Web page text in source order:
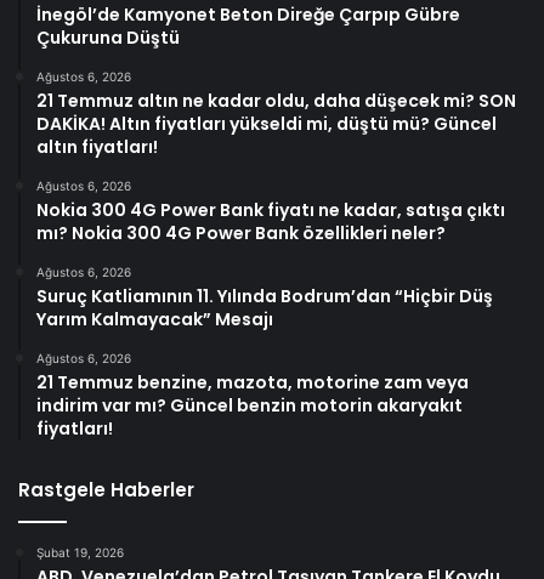
İnegöl’de Kamyonet Beton Direğe Çarpıp Gübre
Çukuruna Düştü
Ağustos 6, 2026
21 Temmuz altın ne kadar oldu, daha düşecek mi? SON
DAKİKA! Altın fiyatları yükseldi mi, düştü mü? Güncel
altın fiyatları!
Ağustos 6, 2026
Nokia 300 4G Power Bank fiyatı ne kadar, satışa çıktı
mı? Nokia 300 4G Power Bank özellikleri neler?
Ağustos 6, 2026
Suruç Katliamının 11. Yılında Bodrum’dan “Hiçbir Düş
Yarım Kalmayacak” Mesajı
Ağustos 6, 2026
21 Temmuz benzine, mazota, motorine zam veya
indirim var mı? Güncel benzin motorin akaryakıt
fiyatları!
Rastgele Haberler
Şubat 19, 2026